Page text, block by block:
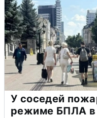
У соседей
режиме БПЛА в